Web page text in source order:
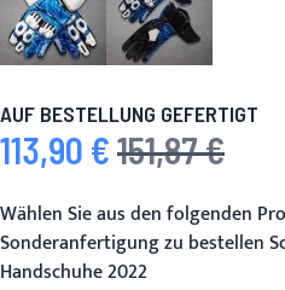
AUF BESTELLUNG GEFERTIGT
Sonderpreis
113,90 € Regulärer Preis
151,87 €
Wählen Sie aus den folgenden
Sonderanfertigung zu bestellen
Handschuhe 2022